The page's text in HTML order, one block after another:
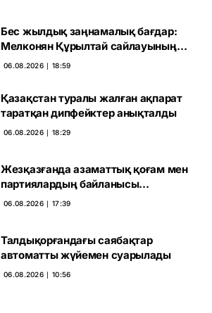
Бес жылдық заңнамалық бағдар:
Мелконян Құрылтай сайлауының
маңызын бағалады
06.08.2026 ∣ 18:59
Қазақстан туралы жалған ақпарат
таратқан дипфейктер анықталды
06.08.2026 ∣ 18:29
Жезқазғанда азаматтық қоғам мен
партиялардың байланысы
талқыланды
06.08.2026 ∣ 17:39
Талдықорғандағы саябақтар
автоматты жүйемен суарылады
06.08.2026 ∣ 10:56